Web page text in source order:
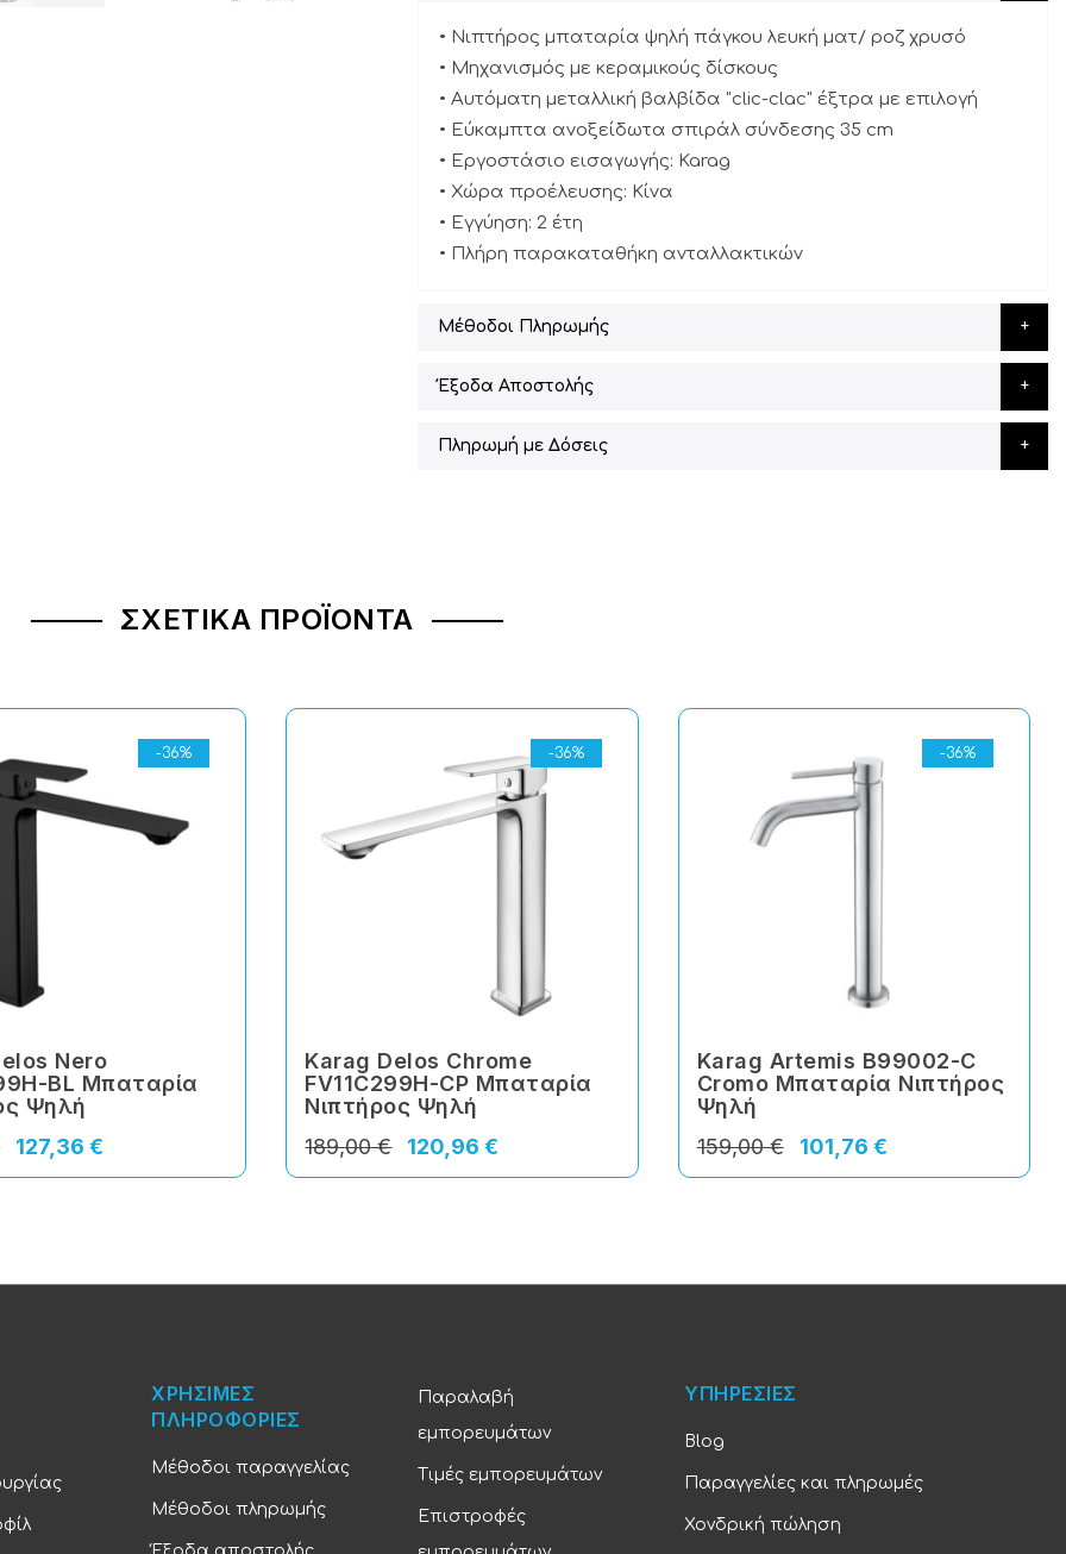
• Νιπτήρος μπαταρία ψηλή πάγκου λευκή ματ/ ροζ χρυσό
• Μηχανισμός με κεραμικούς δίσκους
• Αυτόματη μεταλλική βαλβίδα "clic-clac" έξτρα με επιλογή
• Εύκαμπτα ανοξείδωτα σπιράλ σύνδεσης 35 cm
• Εργοστάσιο εισαγωγής: Karag
• Χώρα προέλευσης: Κίνα
• Εγγύηση: 2 έτη
• Πλήρη παρακαταθήκη ανταλλακτικών
Μέθοδοι Πληρωμής
Έξοδα Αποστολής
Πληρωμή με Δόσεις
ΣΧΕΤΙΚΆ ΠΡΟΪΌΝΤΑ
-36%
Nero
BL Μπαταρία
Ψηλή
127,36 €
-36%
Karag Delos Chrome
FV11C299H-CP Μπαταρία
Νιπτήρος Ψηλή
120,96 €
189,00 €
-36%
Karag Artemis B99002-C
Cromo Μπαταρία Νιπτήρος
Ψηλή
101,76 €
159,00 €
ΧΡΗΣΙΜΕΣ
ΠΛΗΡΟΦΟΡΙΕΣ
Μέθοδοι παραγγελίας
Μέθοδοι πληρωμής
Έξοδα αποστολής
Παραλαβή
εμπορευμάτων
Τιμές εμπορευμάτων
Επιστροφές
ΥΠΗΡΕΣΙΕΣ
Blog
Παραγγελίες και πληρωμές
Χονδρική πώληση